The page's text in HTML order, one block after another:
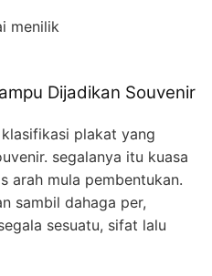
menilik
Dijadikan Souvenir
plakat yang
segalanya itu kuasa
arah mula pembentukan.
sambil dahaga per,
sesuatu, sifat lalu